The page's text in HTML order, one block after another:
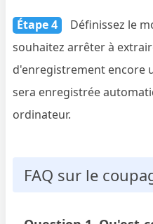
Étape 4
Définissez le
souhaitez arrêter à
d'enregistrement encore
sera enregistrée
ordinateur.
FAQ sur le